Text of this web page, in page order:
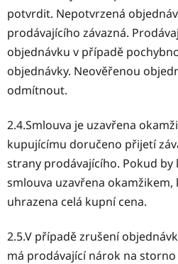
potvrdit. Nepotvrzená
prodávajícího závazná.
objednávku v případě
objednávky. Neověřenou
odmítnout.
2.4.Smlouva je uzavřena
kupujícímu doručeno přijetí
strany prodávajícího. Pokud
smlouva uzavřena
uhrazena celá kupní cena.
2.5.V případě zrušení
má prodávající nárok na storno